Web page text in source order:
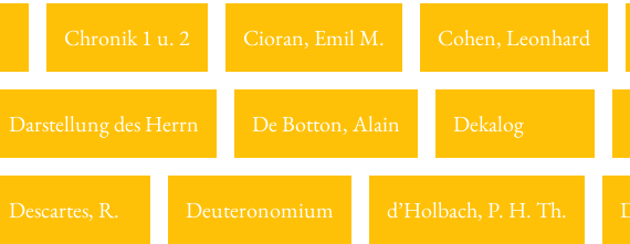
Chronik 1 u. 2 Cioran, Emil M. Cohen, Leonhard
Darstellung des Herrn De Botton, Alain Dekalog
Descartes, R. Deuteronomium d’Holbach, P. H. Th.